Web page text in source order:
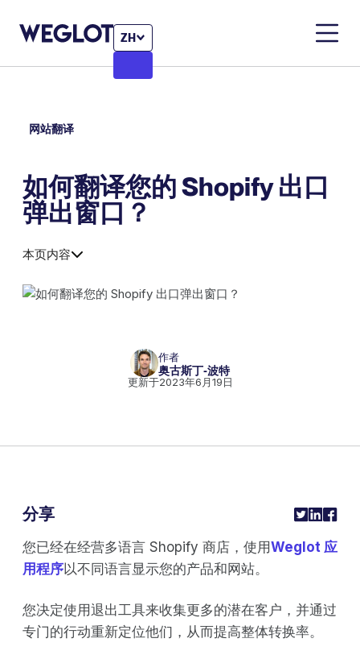
ZH
网站翻译
如何翻译您的 Shopify 出口
弹出窗口？
本页内容
作者
奥古斯丁-波特
更新于2023年6月19日
您已经在经营多语言 Shopify 商店，使用Weglot 应
用程序以不同语言显示您的产品和网站。
您决定使用退出工具来收集更多的潜在客户，并通过
专门的行动重新定位他们，从而提高整体转换率。
分享